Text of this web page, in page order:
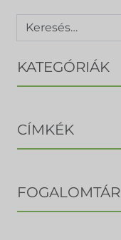
KATEGÓRIÁK
CÍMKÉK
FOGALOMTÁR